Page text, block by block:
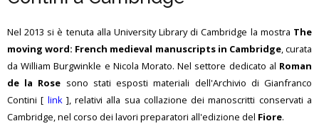
Biblioteca e Archivio
Ricerca
Pubblicazioni
Formazione
Nel 2013 si è tenuta alla University Library di Cambridge la mostra The
moving word: French medieval manuscripts in Cambridge, curata
da William Burgwinkle e Nicola Morato. Nel settore dedicato al Roman
de la Rose sono stati esposti materiali dell'Archivio di Gianfranco
Contini [ link], relativi alla sua collazione dei manoscritti conservati a
Cambridge, nel corso dei lavori preparatori all'edizione del Fiore.